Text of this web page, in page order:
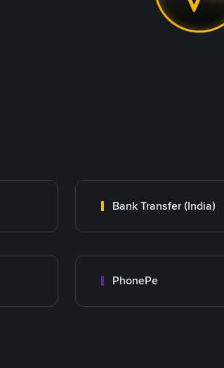
Bank Transfer (India)
PhonePe